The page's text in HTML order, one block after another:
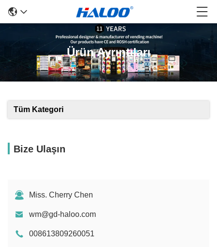
Ürün Ayrıntıları
Tüm Kategori
Bize Ulaşın
Miss. Cherry Chen
wm@gd-haloo.com
008613809260051